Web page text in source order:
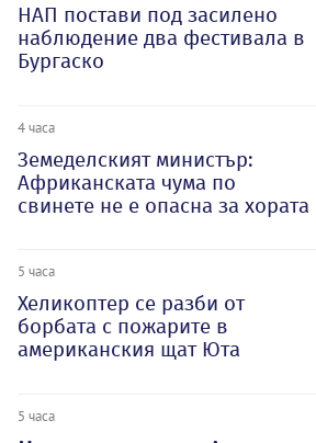
НАП постави под засилено
наблюдение два фестивала в
Бургаско
4 часа
Земеделският министър:
Африканската чума по
свинете не е опасна за хората
5 часа
Хеликоптер се разби от
борбата с пожарите в
американския щат Юта
5 часа